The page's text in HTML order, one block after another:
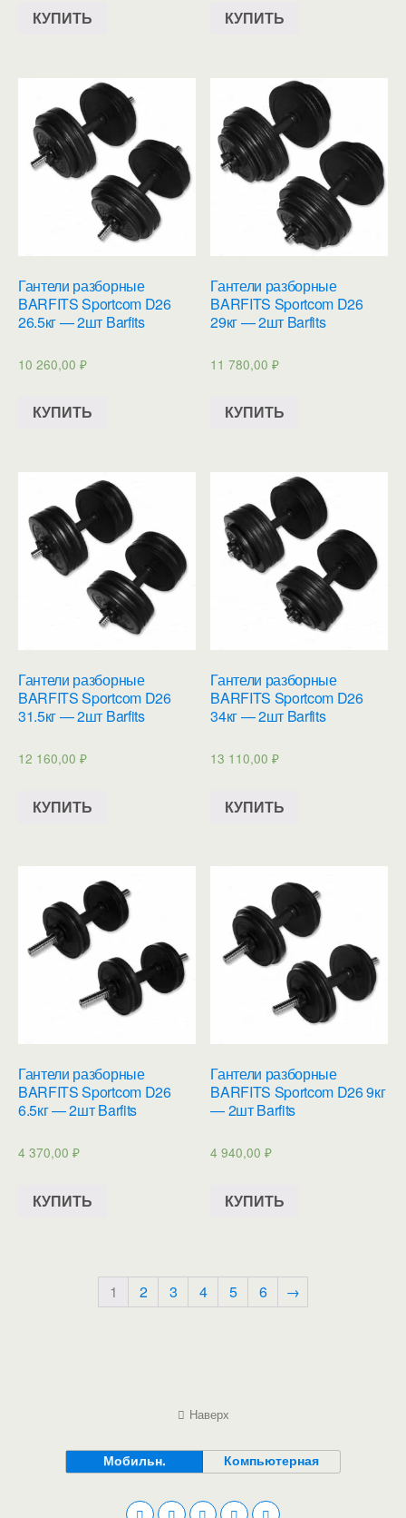
КУПИТЬ КУПИТЬ
Гантели разборные
BARFITS Sportcom D26
26.5кг — 2шт Barfits
10 260,00 ₽
КУПИТЬ
Гантели разборные
BARFITS Sportcom D26
29кг — 2шт Barfits
11 780,00₽
КУПИТЬ
Гантели разборные
BARFITS Sportcom D26
31.5кг — 2шт Barfits
12 160,00 ₽
КУПИТЬ
Гантели разборные
BARFITS Sportcom D26
34кг — 2шт Barfits
13 110,00₽
КУПИТЬ
Гантели разборные
BARFITS Sportcom D26
6.5кг — 2шт Barfits
4 370,00 ₽
КУПИТЬ
Гантели разборные
BARFITS Sportcom D26 9кг
— 2шт Barfits
4 940,00₽
КУПИТЬ
1 2 3 4 5 6 →
Наверх
Мобильн. Компьютерная